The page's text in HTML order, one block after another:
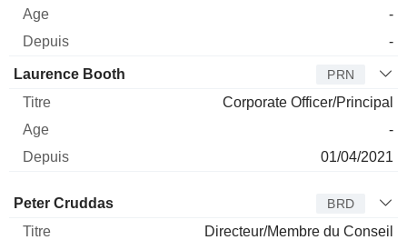
-
-
Laurence Booth PRN
Corporate Officer/Principal
-
01/04/2021
Administrateur
Peter Cruddas BRD
Directeur/Membre du Conseil